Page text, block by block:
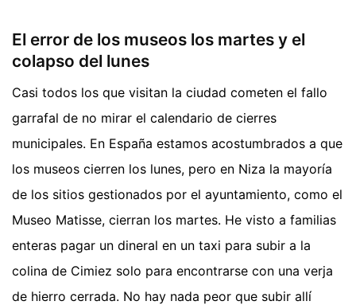
El error de los museos los martes y el
colapso del lunes
Casi todos los que visitan la ciudad cometen el fallo
garrafal de no mirar el calendario de cierres
municipales. En España estamos acostumbrados a que
los museos cierren los lunes, pero en Niza la mayoría
de los sitios gestionados por el ayuntamiento, como el
Museo Matisse, cierran los martes. He visto a familias
enteras pagar un dineral en un taxi para subir a la
colina de Cimiez solo para encontrarse con una verja
de hierro cerrada. No hay nada peor que subir allí